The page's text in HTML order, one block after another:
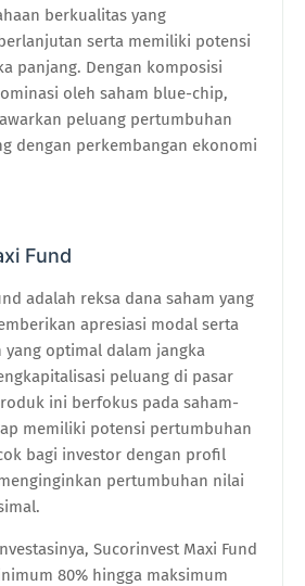
berkualitas yang
serta memiliki potensi
panjang. Dengan komposisi
oleh saham blue-chip,
peluang pertumbuhan
dengan perkembangan ekonomi
Fund
adalah reksa dana saham yang
apresiasi modal serta
optimal dalam jangka
peluang di pasar
ini berfokus pada saham-
memiliki potensi pertumbuhan
bagi investor dengan profil
pertumbuhan nilai
Sucorinvest Maxi Fund
80% hingga maksimum